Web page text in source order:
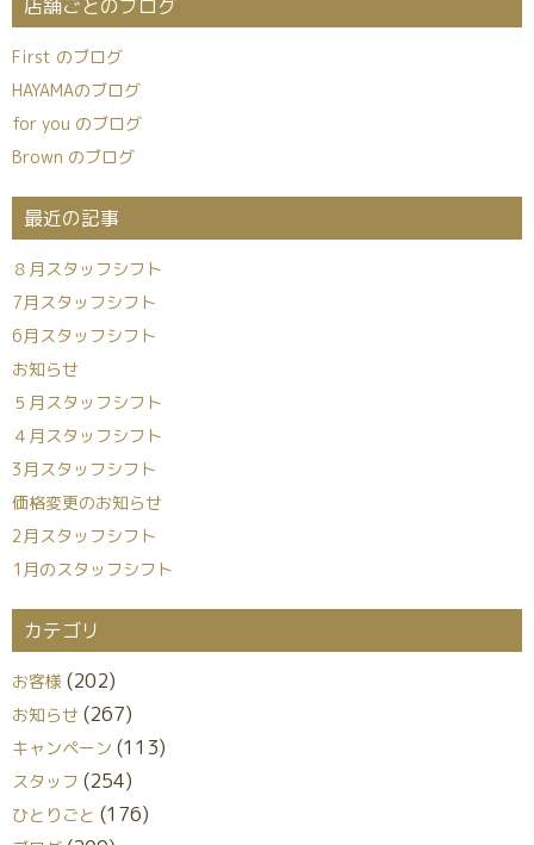
店舗ごとのブログ
First のブログ
HAYAMAのブログ
for you のブログ
Brown のブログ
最近の記事
８月スタッフシフト
7月スタッフシフト
6月スタッフシフト
お知らせ
５月スタッフシフト
４月スタッフシフト
3月スタッフシフト
価格変更のお知らせ
2月スタッフシフト
1月のスタッフシフト
カテゴリ
お客様 (202)
お知らせ (267)
キャンペーン (113)
スタッフ (254)
ひとりごと (176)